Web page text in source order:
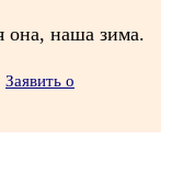
она, наша зима.
Заявить о